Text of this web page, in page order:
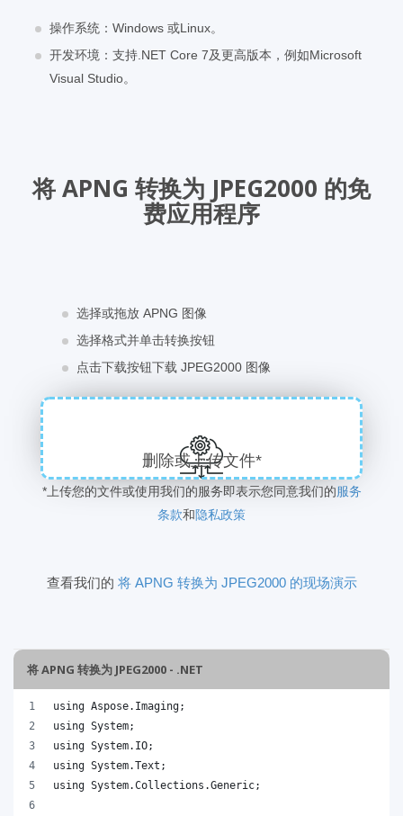
操作系统：Windows 或Linux。
开发环境：支持.NET Core 7及更高版本，例如Microsoft
Visual Studio。
将 APNG 转换为 JPEG2000 的免
费应用程序
选择或拖放 APNG 图像
选择格式并单击转换按钮
点击下载按钮下载 JPEG2000 图像
删除或上传文件*
*上传您的文件或使用我们的服务即表示您同意我们的服务
条款和隐私政策
查看我们的 将 APNG 转换为 JPEG2000 的现场演示
将 APNG 转换为 JPEG2000 - .NET